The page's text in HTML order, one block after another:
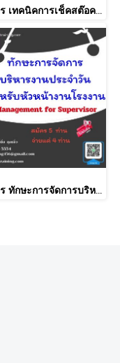
หลักสูตร เทคนิคการเช็คสต๊อคสินค้าอย่างมีประสิทธิภาพ
หลักสูตร ทักษะการจัดการบริหารงานประจำวัน สำหรับหัวหน้างานโรงงาน (Daily Management for Supervisor)